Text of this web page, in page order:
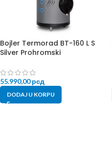
Bojler Termorad BT-160 L S
Silver Prohromski
55.990,00рсд
DODAJ U KORPU